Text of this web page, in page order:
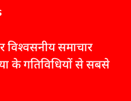
विश्वसनीय समाचार
के गतिविधियों से सबसे